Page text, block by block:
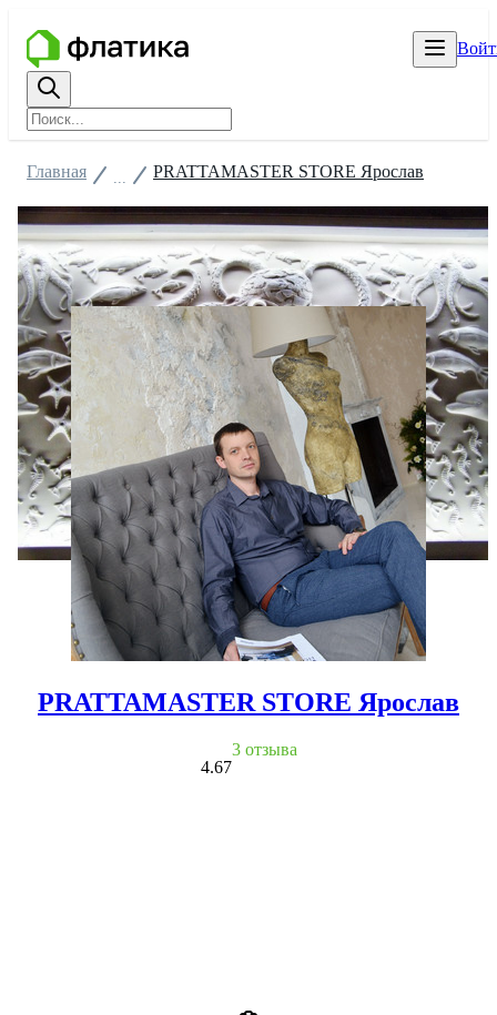
Главная PRATTAMASTER STORE Ярослав
PRATTAMASTER STORE Ярослав
4.67
3 отзыва